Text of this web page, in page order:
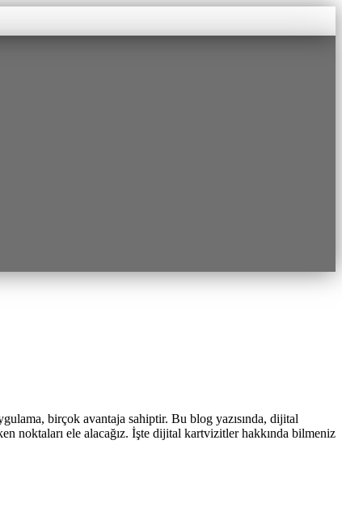
birçok avantaja sahiptir. Bu blog yazısında, dijital
noktaları ele alacağız. İşte dijital kartvizitler hakkında bilmeniz